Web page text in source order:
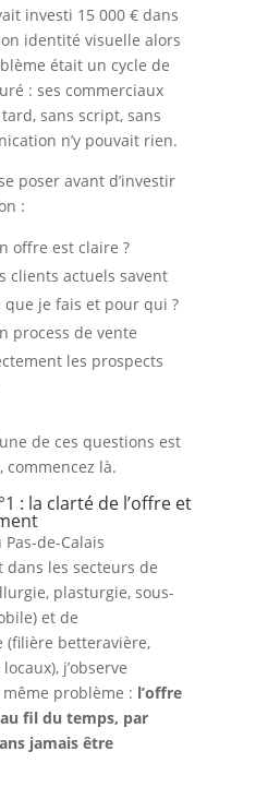
investi 15 000 € dans
identité visuelle alors
était un cycle de
: ses commerciaux
sans script, sans
n’y pouvait rien.
poser avant d’investir
:
offre est claire ?
clients actuels savent
que je fais et pour qui ?
process de vente
les prospects
de ces questions est
commencez là.
: la clarté de l’offre et
Pas-de-Calais
les secteurs de
plasturgie, sous-
et de
(filière betteravière,
j’observe
problème : l’offre
fil du temps, par
jamais être